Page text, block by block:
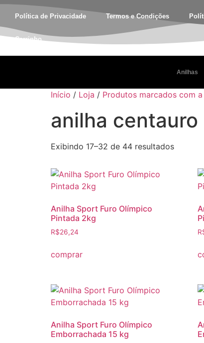
Política de Privacidade Termos e Condições
Carrinho
Anilhas
Início / Loja / Produtos marcados com
anilha centauro
Exibindo 17–32 de 44 resultados
Anilha Sport Furo Olímpico
Pintada 2kg
R$26,24
comprar
Anilha Sport Furo Olímpico
Emborrachada 15 kg